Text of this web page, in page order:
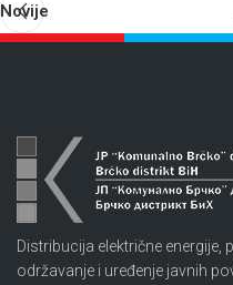
Novije
Distribucija električne
održavanje i uređenje javnih